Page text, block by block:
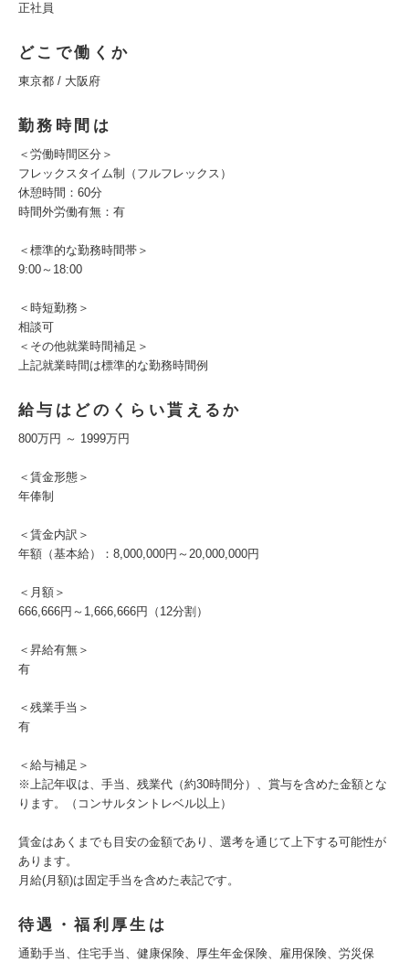
正社員
どこで働くか
東京都 / 大阪府
勤務時間は
＜労働時間区分＞
フレックスタイム制（フルフレックス）
休憩時間：60分
時間外労働有無：有
＜標準的な勤務時間帯＞
9:00～18:00
＜時短勤務＞
相談可
＜その他就業時間補足＞
上記就業時間は標準的な勤務時間例
給与はどのくらい貰えるか
800万円 ～ 1999万円
＜賃金形態＞
年俸制
＜賃金内訳＞
年額（基本給）：8,000,000円～20,000,000円
＜月額＞
666,666円～1,666,666円（12分割）
＜昇給有無＞
有
＜残業手当＞
有
＜給与補足＞
※上記年収は、手当、残業代（約30時間分）、賞与を含めた金額とな
ります。（コンサルタントレベル以上）
賃金はあくまでも目安の金額であり、選考を通じて上下する可能性が
あります。
月給(月額)は固定手当を含めた表記です。
待遇・福利厚生は
通勤手当、住宅手当、健康保険、厚生年金保険、雇用保険、労災保